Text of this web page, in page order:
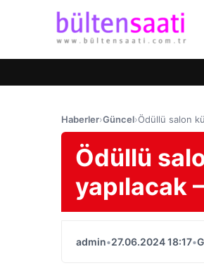
Haberler›Güncel›Ödüllü salon
Ödüllü
yapılacak
admin•27.06.2024 18:17•